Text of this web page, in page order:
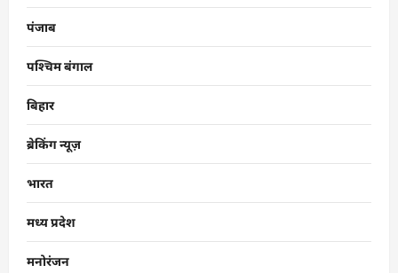
पंजाब
पश्चिम बंगाल
बिहार
ब्रेकिंग न्यूज़
भारत
मध्य प्रदेश
मनोरंजन